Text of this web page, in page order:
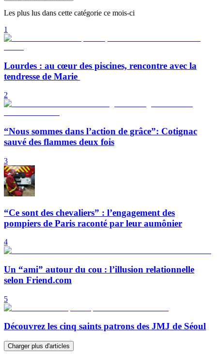
Les plus lus dans cette catégorie ce mois-ci
1
Lourdes : au cœur des piscines, rencontre avec la
tendresse de Marie
2
“Nous sommes dans l’action de grâce”: Cotignac
sauvé des flammes deux fois
3
“Ce sont des chevaliers” : l’engagement des
pompiers de Paris raconté par leur aumônier
4
Un “ami” autour du cou : l’illusion relationnelle
selon Friend.com
5
Découvrez les cinq saints patrons des JMJ de Séoul
Charger plus d'articles